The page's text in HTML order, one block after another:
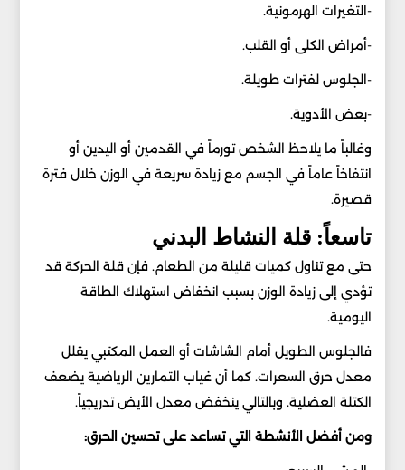
-التغيرات الهرمونية.
-أمراض الكلى أو القلب.
-الجلوس لفترات طويلة.
-بعض الأدوية.
وغالباً ما يلاحظ الشخص تورماً في القدمين أو اليدين أو
انتفاخاً عاماً في الجسم مع زيادة سريعة في الوزن خلال فترة
قصيرة.
تاسعاً: قلة النشاط البدني
حتى مع تناول كميات قليلة من الطعام. فإن قلة الحركة قد
تؤدي إلى زيادة الوزن بسبب انخفاض استهلاك الطاقة
اليومية.
فالجلوس الطويل أمام الشاشات أو العمل المكتبي يقلل
معدل حرق السعرات. كما أن غياب التمارين الرياضية يضعف
الكتلة العضلية. وبالتالي ينخفض معدل الأيض تدريجياً.
ومن أفضل الأنشطة التي تساعد على تحسين الحرق: